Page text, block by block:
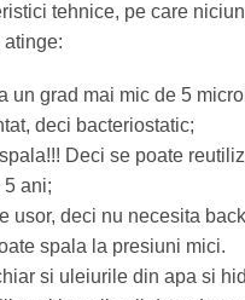
tehnice, pe care
atinge:
un grad mai mic de 5
deci bacteriostatic;
Deci se poate
5 ani;
usor, deci nu necesita
spala la presiuni mici.
si uleiurile din apa si